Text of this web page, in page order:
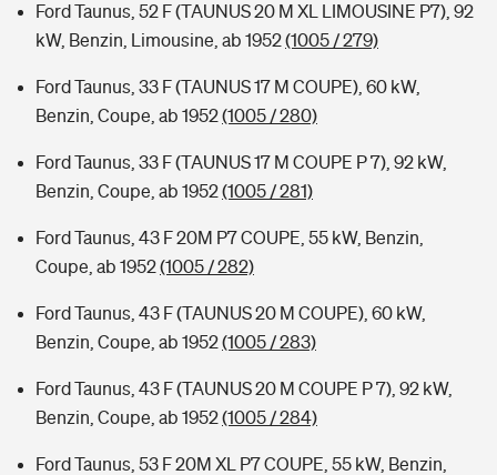
Ford Taunus, 52 F (TAUNUS 20 M XL LIMOUSINE P7), 92
kW, Benzin, Limousine, ab 1952(1005 / 279)
Ford Taunus, 33 F (TAUNUS 17 M COUPE), 60 kW,
Benzin, Coupe, ab 1952(1005 / 280)
Ford Taunus, 33 F (TAUNUS 17 M COUPE P 7), 92 kW,
Benzin, Coupe, ab 1952(1005 / 281)
Ford Taunus, 43 F 20M P7 COUPE, 55 kW, Benzin,
Coupe, ab 1952(1005 / 282)
Ford Taunus, 43 F (TAUNUS 20 M COUPE), 60 kW,
Benzin, Coupe, ab 1952(1005 / 283)
Ford Taunus, 43 F (TAUNUS 20 M COUPE P 7), 92 kW,
Benzin, Coupe, ab 1952(1005 / 284)
Ford Taunus, 53 F 20M XL P7 COUPE, 55 kW, Benzin,